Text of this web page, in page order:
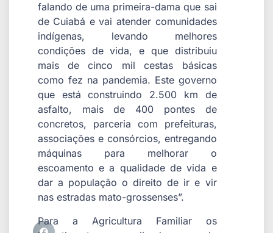
falando de uma primeira-dama que sai
de Cuiabá e vai atender comunidades
indígenas, levando melhores
condições de vida, e que distribuiu
mais de cinco mil cestas básicas
como fez na pandemia. Este governo
que está construindo 2.500 km de
asfalto, mais de 400 pontes de
concretos, parceria com prefeituras,
associações e consórcios, entregando
máquinas para melhorar o
escoamento e a qualidade de vida e
dar a população o direito de ir e vir
nas estradas mato-grossenses”.
Para a Agricultura Familiar os